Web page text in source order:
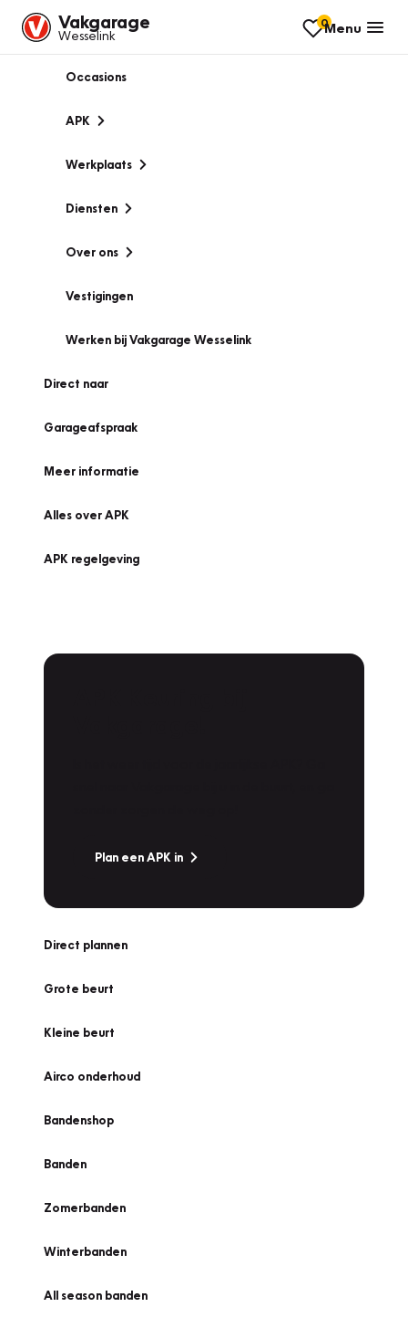
Vakgarage
Wesselink
0Menu
Occasions
APK
Werkplaats
Diensten
Over ons
Vestigingen
Werken bij Vakgarage Wesselink
Direct naar
Garageafspraak
Meer informatie
Alles over APK
APK regelgeving
Plan een APK in
Direct plannen
Grote beurt
Kleine beurt
Airco onderhoud
Bandenshop
Banden
Zomerbanden
Winterbanden
All season banden